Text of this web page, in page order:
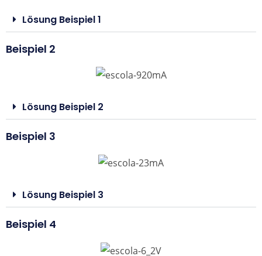
Lösung Beispiel 1
Beispiel 2
Lösung Beispiel 2
Beispiel 3
Lösung Beispiel 3
Beispiel 4